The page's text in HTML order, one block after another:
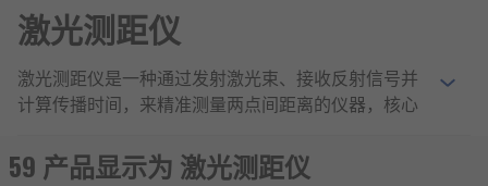
激光测距仪
激光测距仪是一种通过发射激光束、接收反射信号并
计算传播时间，来精准测量两点间距离的仪器，核心
工、日常测量等提供高效、准确的数据支撑。
59 产品显示为 激光测距仪